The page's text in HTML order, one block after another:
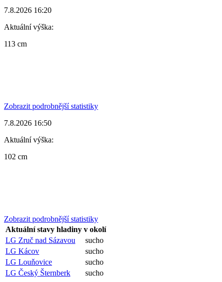
7.8.2026 16:20
Aktuální výška:
113 cm
Zobrazit podrobnější statistiky
7.8.2026 16:50
Aktuální výška:
102 cm
Zobrazit podrobnější statistiky
Aktuální stavy hladiny v okolí
LG Zruč nad Sázavou
sucho
LG Kácov
sucho
LG Louňovice
sucho
LG Český Šternberk
sucho